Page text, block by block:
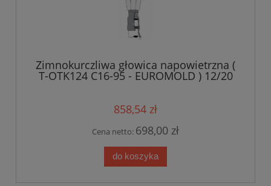
Zimnokurczliwa głowica napowietrzna (
T-OTK124 C16-95 - EUROMOLD ) 12/20
858,54 zł
Cena netto: 698,00 zł
do koszyka